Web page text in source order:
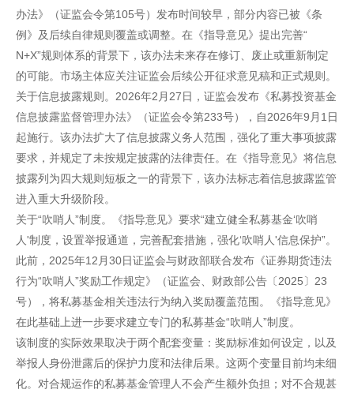
办法》（证监会令第105号）发布时间较早，部分内容已被《条
例》及后续自律规则覆盖或调整。在《指导意见》提出完善“
N+X”规则体系的背景下，该办法未来存在修订、废止或重新制定
的可能。市场主体应关注证监会后续公开征求意见稿和正式规则。
关于信息披露规则。2026年2月27日，证监会发布《私募投资基金
信息披露监督管理办法》（证监会令第233号），自2026年9月1日
起施行。该办法扩大了信息披露义务人范围，强化了重大事项披露
要求，并规定了未按规定披露的法律责任。在《指导意见》将信息
披露列为四大规则短板之一的背景下，该办法标志着信息披露监管
进入重大升级阶段。
关于“吹哨人”制度。《指导意见》要求“建立健全私募基金‘吹哨
人'制度，设置举报通道，完善配套措施，强化‘吹哨人'信息保护”。
此前，2025年12月30日证监会与财政部联合发布《证券期货违法
行为“吹哨人”奖励工作规定》（证监会、财政部公告〔2025〕23
号），将私募基金相关违法行为纳入奖励覆盖范围。《指导意见》
在此基础上进一步要求建立专门的私募基金“吹哨人”制度。
该制度的实际效果取决于两个配套变量：奖励标准如何设定，以及
举报人身份泄露后的保护力度和法律后果。这两个变量目前均未细
化。对合规运作的私募基金管理人不会产生额外负担；对不合规甚